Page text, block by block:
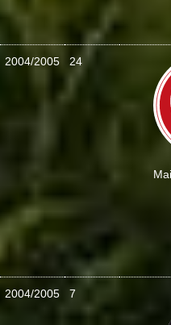
2004/2005 24
2004/2005 7